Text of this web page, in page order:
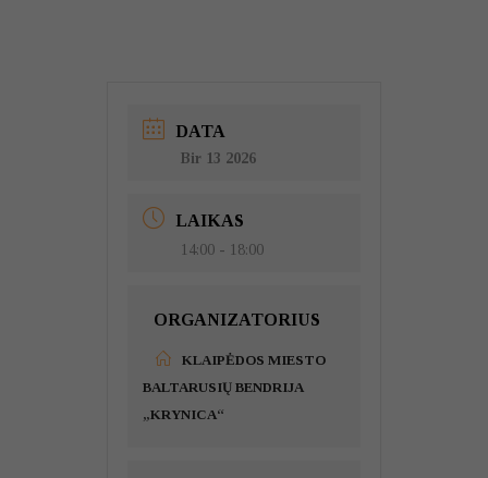
DATA
Bir 13 2026
LAIKAS
14:00 - 18:00
ORGANIZATORIUS
KLAIPĖDOS MIESTO
BALTARUSIŲ BENDRIJA
„KRYNICA“